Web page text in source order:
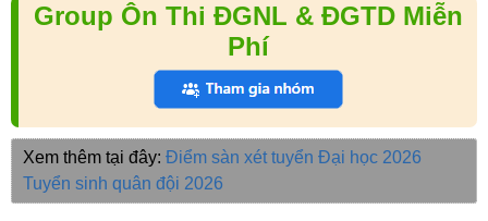
Group Ôn Thi ĐGNL & ĐGTD Miễn
Phí
Xem thêm tại đây: Điểm sàn xét tuyển Đại học 2026
Tuyển sinh quân đội 2026